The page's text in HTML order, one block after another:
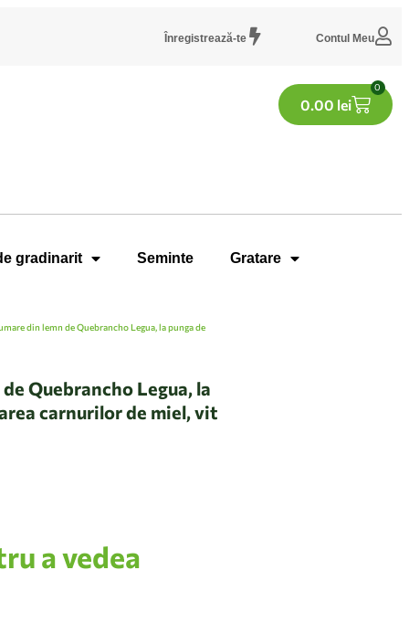
Înregistrează-te Contul Meu
0.00 lei
0
gradinarit Seminte Gratare
din lemn de Quebrancho Legua, la punga de
Quebrancho Legua, la
carnurilor de miel, vit
a vedea